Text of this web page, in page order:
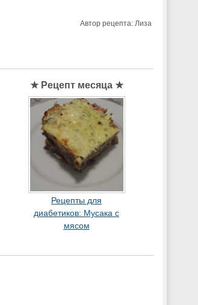
Автор рецепта: Лиза
★ Рецепт месяца ★
Рецепты для
диабетиков: Мусака с
мясом